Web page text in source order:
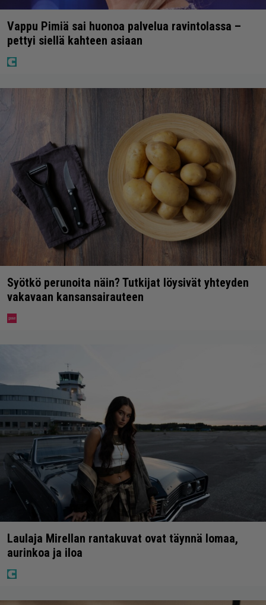
Vappu Pimiä sai huonoa palvelua ravintolassa –
pettyi siellä kahteen asiaan
Syötkö perunoita näin? Tutkijat löysivät yhteyden
vakavaan kansansairauteen
Laulaja Mirellan rantakuvat ovat täynnä lomaa,
aurinkoa ja iloa